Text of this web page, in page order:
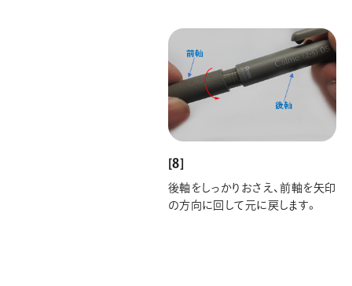
[8]
後軸をしっかりおさえ、前軸を矢印
の方向に回して元に戻します。